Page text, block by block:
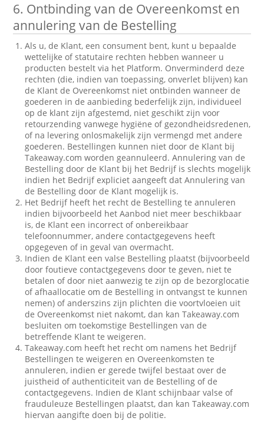
6. Ontbinding van de Overeenkomst en
annulering van de Bestelling
Als u, de Klant, een consument bent, kunt u bepaalde
wettelijke of statutaire rechten hebben wanneer u
producten bestelt via het Platform. Onverminderd deze
rechten (die, indien van toepassing, onverlet blijven) kan
de Klant de Overeenkomst niet ontbinden wanneer de
goederen in de aanbieding bederfelijk zijn, individueel
op de klant zijn afgestemd, niet geschikt zijn voor
retourzending vanwege hygiëne of gezondheidsredenen,
of na levering onlosmakelijk zijn vermengd met andere
goederen. Bestellingen kunnen niet door de Klant bij
Takeaway.com worden geannuleerd. Annulering van de
Bestelling door de Klant bij het Bedrijf is slechts mogelijk
indien het Bedrijf expliciet aangeeft dat Annulering van
de Bestelling door de Klant mogelijk is.
Het Bedrijf heeft het recht de Bestelling te annuleren
indien bijvoorbeeld het Aanbod niet meer beschikbaar
is, de Klant een incorrect of onbereikbaar
telefoonnummer, andere contactgegevens heeft
opgegeven of in geval van overmacht.
Indien de Klant een valse Bestelling plaatst (bijvoorbeeld
door foutieve contactgegevens door te geven, niet te
betalen of door niet aanwezig te zijn op de bezorglocatie
of afhaallocatie om de Bestelling in ontvangst te kunnen
nemen) of anderszins zijn plichten die voortvloeien uit
de Overeenkomst niet nakomt, dan kan Takeaway.com
besluiten om toekomstige Bestellingen van de
betreffende Klant te weigeren.
Takeaway.com heeft het recht om namens het Bedrijf
Bestellingen te weigeren en Overeenkomsten te
annuleren, indien er gerede twijfel bestaat over de
juistheid of authenticiteit van de Bestelling of de
contactgegevens. Indien de Klant schijnbaar valse of
frauduleuze Bestellingen plaatst, dan kan Takeaway.com
hiervan aangifte doen bij de politie.